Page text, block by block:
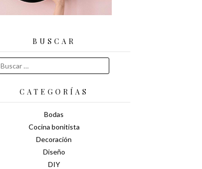
BUSCAR
Buscar:
CATEGORÍAS
Bodas
Cocina bonitista
Decoración
Diseño
DIY